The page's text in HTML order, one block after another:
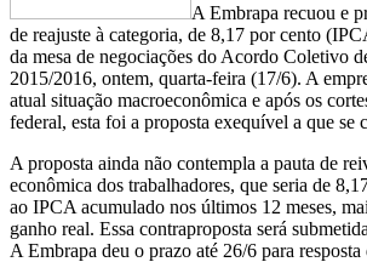
A Embrapa recuou e
de reajuste à categoria, de 8,17 por cento
da mesa de negociações do Acordo Coletivo
2015/2016, ontem, quarta-feira (17/6). A
atual situação macroeconômica e após os
federal, esta foi a proposta exequível a que se
A proposta ainda não contempla a pauta de
econômica dos trabalhadores, que seria de
ao IPCA acumulado nos últimos 12 meses,
ganho real. Essa contraproposta será
A Embrapa deu o prazo até 26/6 para resposta